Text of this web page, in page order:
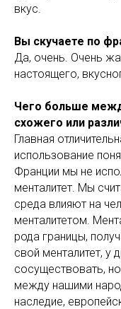
вкус.
Вы скучаете по
Да, очень. Очень
настоящего,
Чего больше
схожего или
Главная
использование
Франции мы не
менталитет. Мы
среда влияют на
менталитетом.
рода границы,
свой менталитет, у
сосуществовать,
между нашими
наследие,